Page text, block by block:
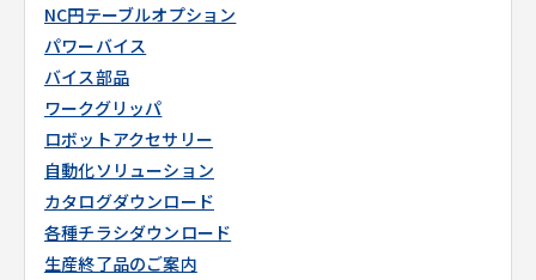
NC円テーブルオプション
パワーバイス
バイス部品
ワークグリッパ
ロボットアクセサリー
自動化ソリューション
カタログダウンロード
各種チラシダウンロード
生産終了品のご案内